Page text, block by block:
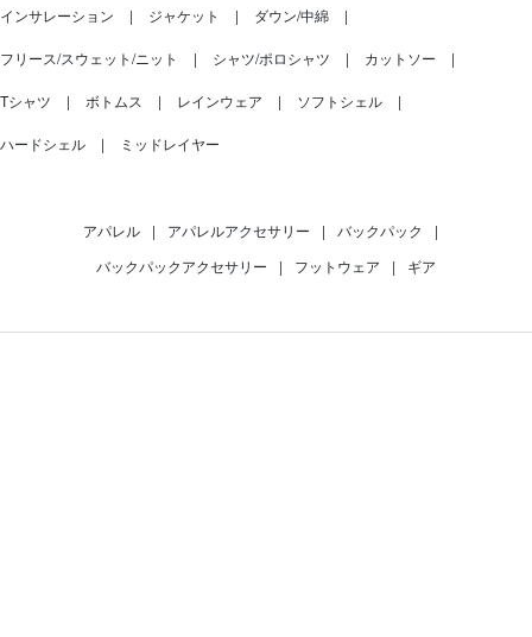
インサレーション ジャケット ダウン/中綿
フリース/スウェット/ニット シャツ/ポロシャツ カットソー
Tシャツ ボトムス レインウェア ソフトシェル
ハードシェル ミッドレイヤー
アパレル | アパレルアクセサリー | バックパック
|
バックパックアクセサリー
| フットウェア | ギア